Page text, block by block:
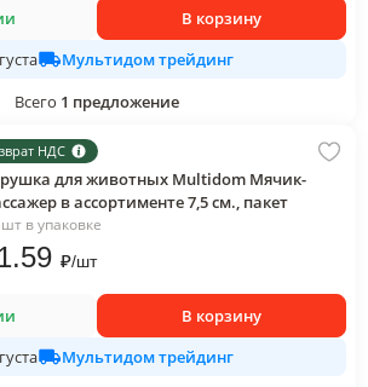
В корзину
Мультидом трейдинг
Всего 1 предложение
НДС
для животных Multidom Мячик-
в ассортименте 7,5 см., пакет
в упаковке
.59 ₽/шт
В корзину
Мультидом трейдинг